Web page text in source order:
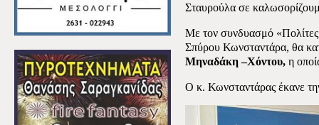
Σταυρούλα σε
Με τον συνδυασμό
Σπύρου Κωνσταντάρα, θα
Μηναδάκη –Χόντου, η
Ο κ. Κωνσταντάρας έκανε